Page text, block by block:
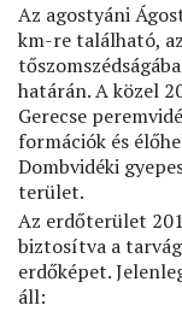
Az agostyáni
km-re található,
határán. A közel
Gerecse
formációk és
Dombvidéki
terület.
Az erdőterület
biztosítva a
erdőképet.
áll: